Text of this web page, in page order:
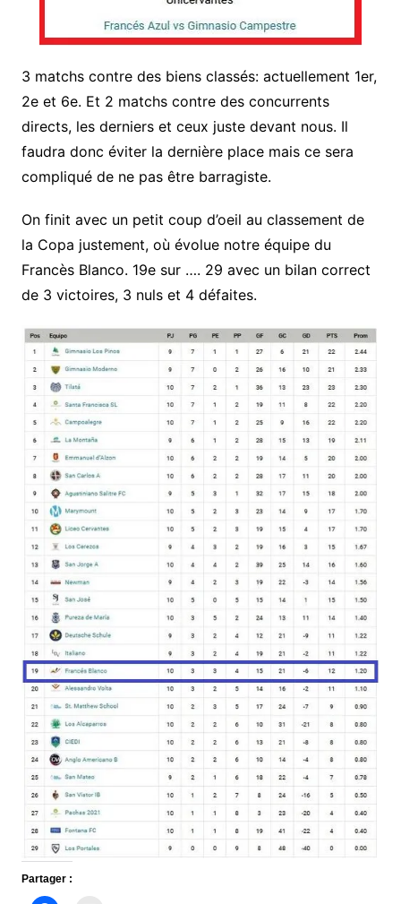
3 matchs contre des biens classés: actuellement 1er,
2e et 6e. Et 2 matchs contre des concurrents
directs, les derniers et ceux juste devant nous. Il
faudra donc éviter la dernière place mais ce sera
compliqué de ne pas être barragiste.
On finit avec un petit coup d’oeil au classement de
la Copa justement, où évolue notre équipe du
Francès Blanco. 19e sur …. 29 avec un bilan correct
de 3 victoires, 3 nuls et 4 défaites.
Partager :